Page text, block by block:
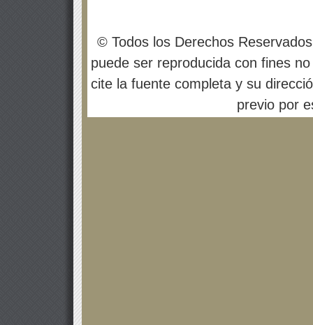
© Todos los Derechos
puede ser reproducida con fines
cite la fuente completa y su
previo por